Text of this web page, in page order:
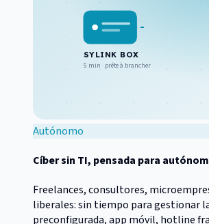
SYLINK BOX
5 min · prête à brancher
Autónomo
Cíber sin TI, pensada para
Freelances, consultores,
liberales: sin tiempo para gestionar
preconfigurada, app móvil, hotline